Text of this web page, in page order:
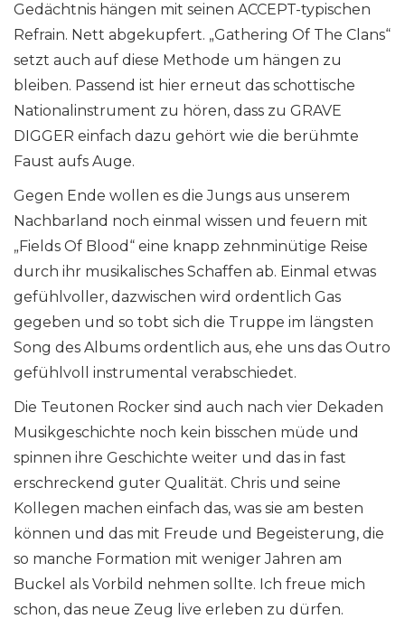
Gedächtnis hängen mit seinen ACCEPT-typischen
Refrain. Nett abgekupfert. „Gathering Of The Clans“
setzt auch auf diese Methode um hängen zu
bleiben. Passend ist hier erneut das schottische
Nationalinstrument zu hören, dass zu GRAVE
DIGGER einfach dazu gehört wie die berühmte
Faust aufs Auge.
Gegen Ende wollen es die Jungs aus unserem
Nachbarland noch einmal wissen und feuern mit
„Fields Of Blood“ eine knapp zehnminütige Reise
durch ihr musikalisches Schaffen ab. Einmal etwas
gefühlvoller, dazwischen wird ordentlich Gas
gegeben und so tobt sich die Truppe im längsten
Song des Albums ordentlich aus, ehe uns das Outro
gefühlvoll instrumental verabschiedet.
Die Teutonen Rocker sind auch nach vier Dekaden
Musikgeschichte noch kein bisschen müde und
spinnen ihre Geschichte weiter und das in fast
erschreckend guter Qualität. Chris und seine
Kollegen machen einfach das, was sie am besten
können und das mit Freude und Begeisterung, die
so manche Formation mit weniger Jahren am
Buckel als Vorbild nehmen sollte. Ich freue mich
schon, das neue Zeug live erleben zu dürfen.